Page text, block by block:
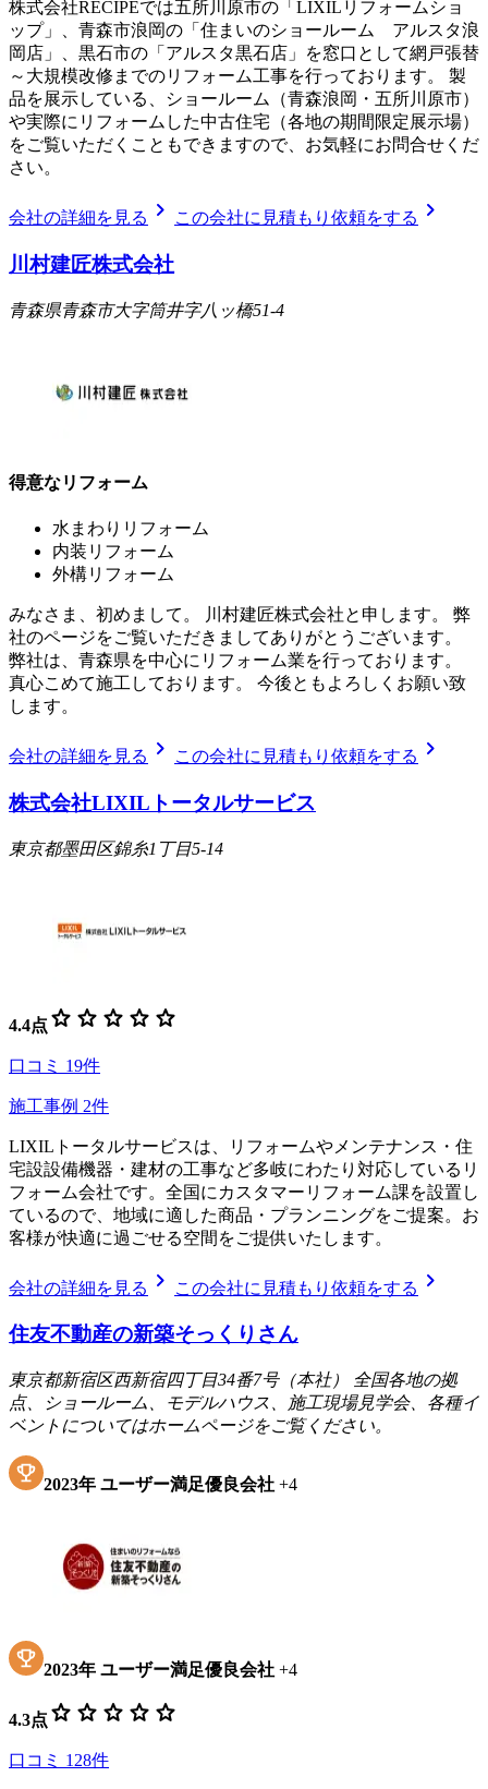
株式会社RECIPEでは五所川原市の「LIXILリフォームショ
ップ」、青森市浪岡の「住まいのショールーム アルスタ浪
岡店」、黒石市の「アルスタ黒石店」を窓口として網戸張替
～大規模改修までのリフォーム工事を行っております。 製
品を展示している、ショールーム（青森浪岡・五所川原市）
や実際にリフォームした中古住宅（各地の期間限定展示場）
をご覧いただくこともできますので、お気軽にお問合せくだ
さい。
会社の詳細を見る chevron_right この会社に見積もり依頼をする chevron_right
川村建匠株式会社
青森県青森市大字筒井字八ッ橋51-4
得意なリフォーム
水まわりリフォーム
内装リフォーム
外構リフォーム
みなさま、初めまして。 川村建匠株式会社と申します。 弊
社のページをご覧いただきましてありがとうございます。
弊社は、青森県を中心にリフォーム業を行っております。
真心こめて施工しております。 今後ともよろしくお願い致
します。
会社の詳細を見る chevron_right この会社に見積もり依頼をする chevron_right
株式会社LIXILトータルサービス
東京都墨田区錦糸1丁目5-14
4.4点 star star star star star
口コミ 19件
施工事例 2件
LIXILトータルサービスは、リフォームやメンテナンス・住
宅設設備機器・建材の工事など多岐にわたり対応しているリ
フォーム会社です。全国にカスタマーリフォーム課を設置し
ているので、地域に適した商品・プランニングをご提案。お
客様が快適に過ごせる空間をご提供いたします。
会社の詳細を見る chevron_right この会社に見積もり依頼をする chevron_right
住友不動産の新築そっくりさん
東京都新宿区西新宿四丁目34番7号（本社） 全国各地の拠
点、ショールーム、モデルハウス、施工現場見学会、各種イ
ベントについてはホームページをご覧ください。
2023年 ユーザー満足優良会社 +4
2023年 ユーザー満足優良会社 +4
4.3点 star star star star star
口コミ 128件